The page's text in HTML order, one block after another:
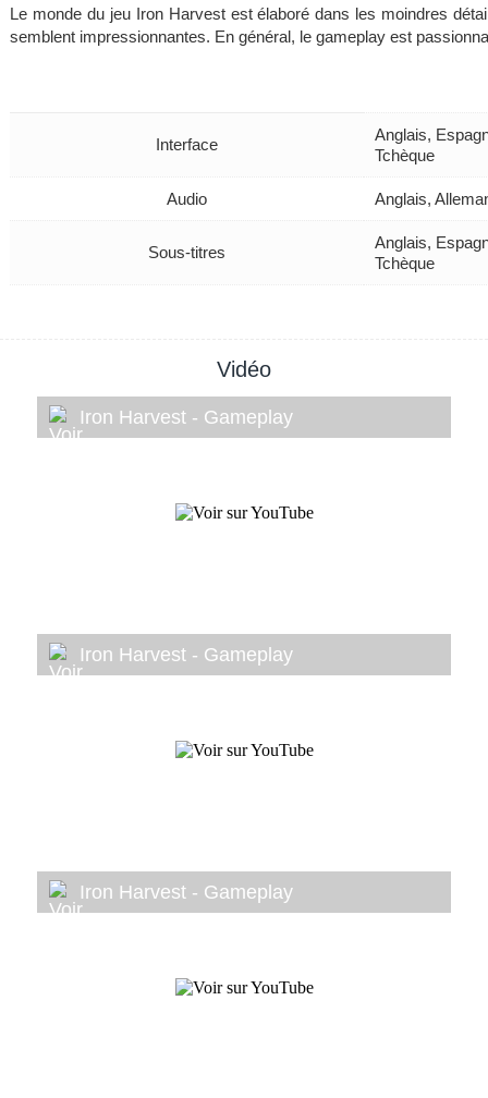
Le monde du jeu Iron Harvest est élaboré dans les moindres
semblent impressionnantes. En général, le gameplay est
Interface
Anglais,
Tchèque
Audio Anglais,
Sous-titres
Anglais,
Tchèque
Vidéo
Iron Harvest - Gameplay
Iron Harvest - Gameplay
Iron Harvest - Gameplay